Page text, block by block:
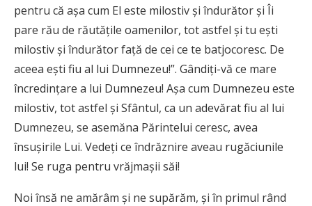
pentru că așa cum El este milostiv și îndurător și Îi
pare rău de răutățile oamenilor, tot astfel și tu ești
milostiv și îndurător față de cei ce te batjocoresc. De
aceea ești fiu al lui Dumnezeu!”. Gândiți-vă ce mare
încredințare a lui Dumnezeu! Așa cum Dumnezeu este
milostiv, tot astfel și Sfântul, ca un adevărat fiu al lui
Dumnezeu, se asemăna Părintelui ceresc, avea
însușirile Lui. Vedeți ce îndrăznire aveau rugăciunile
lui! Se ruga pentru vrăjmașii săi!
Noi însă ne amărâm și ne supărăm, și în primul rând